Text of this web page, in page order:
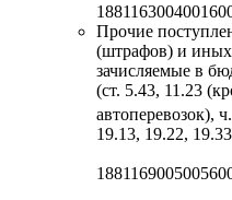
Прочие
(штрафов) и
зачисляемые в
(ст. 5.43, 11.23
автоперевозок),
19.13, 19.22,